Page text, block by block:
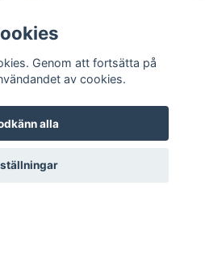
Genom att fortsätta på
av cookies.
alla